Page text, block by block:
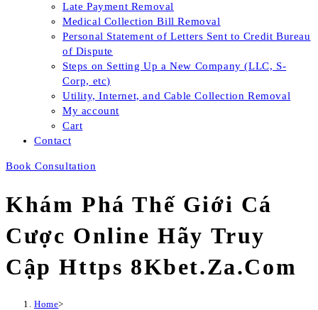
Late Payment Removal
Medical Collection Bill Removal
Personal Statement of Letters Sent to Credit Bureau
of Dispute
Steps on Setting Up a New Company (LLC, S-
Corp, etc)
Utility, Internet, and Cable Collection Removal
My account
Cart
Contact
Book Consultation
Khám Phá Thế Giới Cá
Cược Online Hãy Truy
Cập Https 8Kbet.Za.Com
Home>